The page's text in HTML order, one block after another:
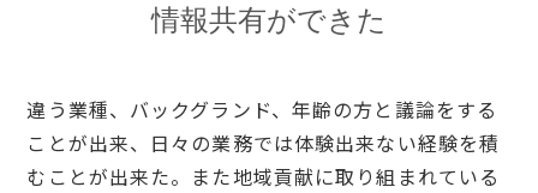
情報共有ができた
違う業種、バックグランド、年齢の方と議論をする
ことが出来、日々の業務では体験出来ない経験を積
むことが出来た。また地域貢献に取り組まれている